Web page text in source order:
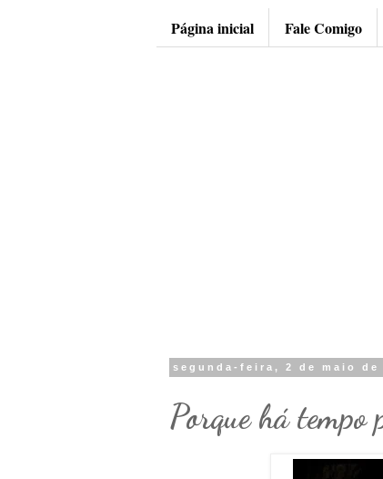
Página inicial Fale Comigo
segunda-feira, 2 de maio de
Porque há tempo